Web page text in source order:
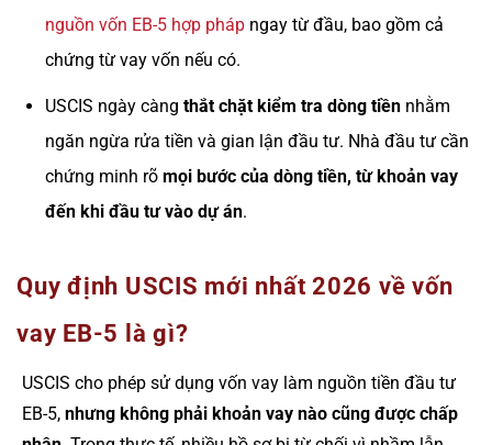
nguồn vốn EB-5 hợp phápngay từ đầu, bao gồm cả
chứng từ vay vốn nếu có.
USCIS ngày càng thắt chặt kiểm tra dòng tiềnnhằm
ngăn ngừa rửa tiền và gian lận đầu tư. Nhà đầu tư cần
chứng minh rõ mọi bước của dòng tiền, từ khoản vay
đến khi đầu tư vào dự án.
Quy định USCIS mới nhất 2026 về vốn
vay EB-5 là gì?
USCIS cho phép sử dụng vốn vay làm nguồn tiền đầu tư
EB-5, nhưng không phải khoản vay nào cũng được chấp